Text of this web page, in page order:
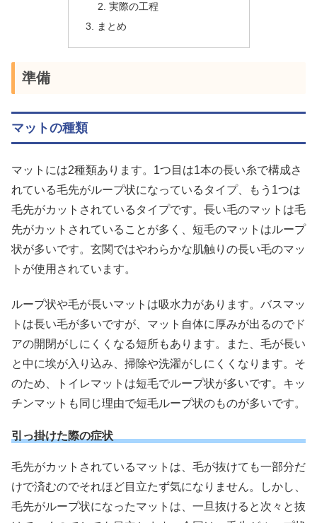
実際の工程
まとめ
準備
マットの種類
マットには2種類あります。1つ目は1本の長い糸で構成さ
れている毛先がループ状になっているタイプ、もう1つは
毛先がカットされているタイプです。長い毛のマットは毛
先がカットされていることが多く、短毛のマットはループ
状が多いです。玄関ではやわらかな肌触りの長い毛のマッ
トが使用されています。
ループ状や毛が長いマットは吸水力があります。バスマッ
トは長い毛が多いですが、マット自体に厚みが出るのでド
アの開閉がしにくくなる短所もあります。また、毛が長い
と中に埃が入り込み、掃除や洗濯がしにくくなります。そ
のため、トイレマットは短毛でループ状が多いです。キッ
チンマットも同じ理由で短毛ループ状のものが多いです。
引っ掛けた際の症状
毛先がカットされているマットは、毛が抜けても一部分だ
けで済むのでそれほど目立たず気になりません。しかし、
毛先がループ状になったマットは、一旦抜けると次々と抜